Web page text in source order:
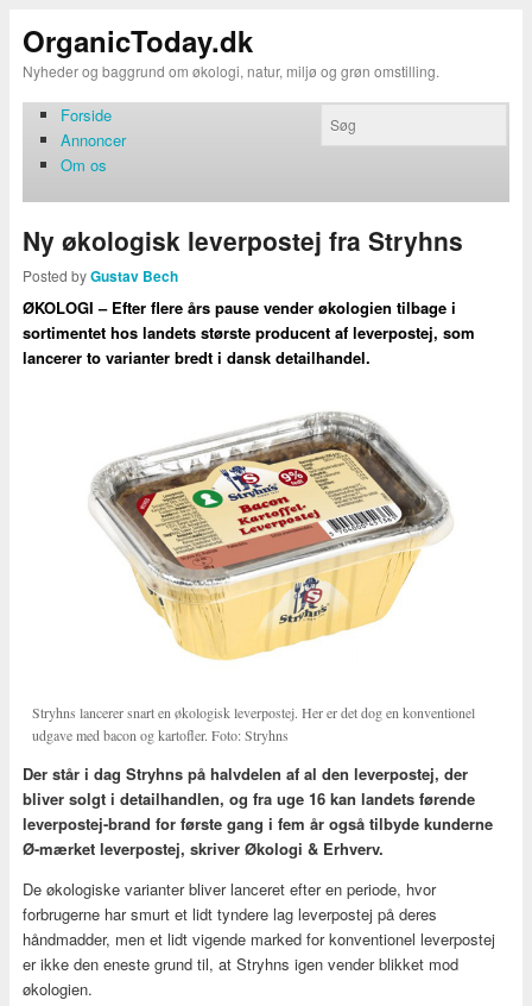
OrganicToday.dk
Nyheder og baggrund om økologi, natur, miljø og grøn omstilling.
Forside
Annoncer
Om os
Ny økologisk leverpostej fra Stryhns
Posted byGustav Bech
ØKOLOGI – Efter flere års pause vender økologien tilbage i
sortimentet hos landets største producent af leverpostej, som
lancerer to varianter bredt i dansk detailhandel.
Stryhns lancerer snart en økologisk leverpostej. Her er det dog en konventionel
udgave med bacon og kartofler. Foto: Stryhns
Der står i dag Stryhns på halvdelen af al den leverpostej, der
bliver solgt i detailhandlen, og fra uge 16 kan landets førende
leverpostej-brand for første gang i fem år også tilbyde kunderne
Ø-mærket leverpostej, skriver Økologi & Erhverv.
De økologiske varianter bliver lanceret efter en periode, hvor
forbrugerne har smurt et lidt tyndere lag leverpostej på deres
håndmadder, men et lidt vigende marked for konventionel leverpostej
er ikke den eneste grund til, at Stryhns igen vender blikket mod
økologien.